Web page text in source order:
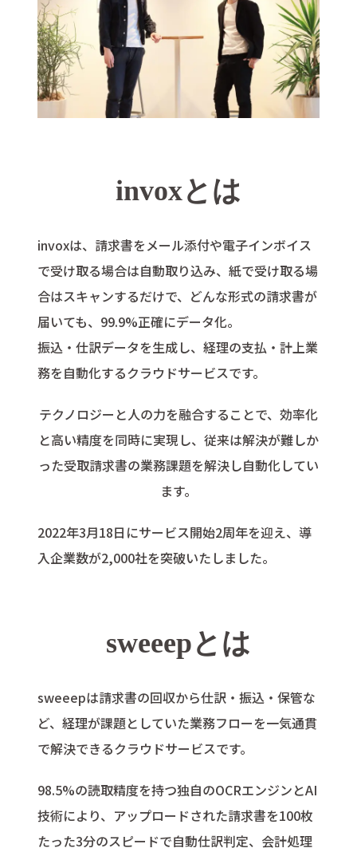
invoxとは
invoxは、請求書をメール添付や電子インボイス
で受け取る場合は自動取り込み、紙で受け取る場
合はスキャンするだけで、どんな形式の請求書が
届いても、99.9%正確にデータ化。
振込・仕訳データを生成し、経理の支払・計上業
務を自動化するクラウドサービスです。
テクノロジーと人の力を融合することで、効率化
と高い精度を同時に実現し、従来は解決が難しか
った受取請求書の業務課題を解決し自動化してい
ます。
2022年3月18日にサービス開始2周年を迎え、導
入企業数が2,000社を突破いたしました。
sweeepとは
sweeepは請求書の回収から仕訳・振込・保管な
ど、経理が課題としていた業務フローを一気通貫
で解決できるクラウドサービスです。
98.5%の読取精度を持つ独自のOCRエンジンとAI
技術により、アップロードされた請求書を100枚
たった3分のスピードで自動仕訳判定、会計処理